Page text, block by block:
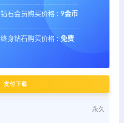
钻石会员购买价格 : 9金币
终身钻石购买价格 : 免费
支付下载
永久